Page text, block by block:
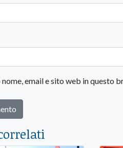
nome, email e sito web in questo